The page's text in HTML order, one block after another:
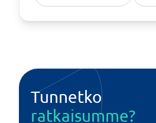
Tunnetko
ratkaisumme?